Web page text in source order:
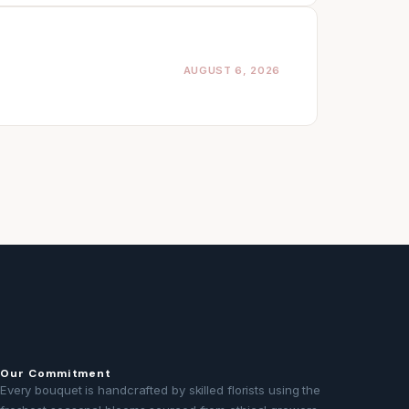
AUGUST 6, 2026
Our Commitment
Every bouquet is handcrafted by skilled florists using the